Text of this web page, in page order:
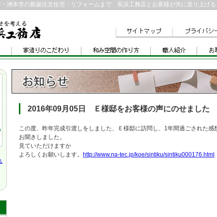
洲本市の新築注文住宅・リフォームまで 長浜工務店とお客様が共に造り上げる
2016年09月05日 Ｅ様邸をお客様の声にのせました
この度、昨年完成引渡しをしました、Ｅ様邸に訪問し、1年間過ごされた感
お聞きしました。
見ていただけますか
よろしくお願いします。 http://www.na-tec.jp/koe/sintiku/sintiku000176.html